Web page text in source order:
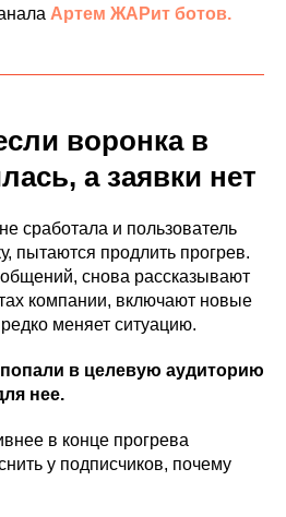
Артем ЖАРит ботов.
воронка в
а заявки нет
сработала и пользователь
пытаются продлить прогрев.
снова рассказывают
компании, включают новые
меняет ситуацию.
в целевую аудиторию
нее.
в конце прогрева
у подписчиков, почему